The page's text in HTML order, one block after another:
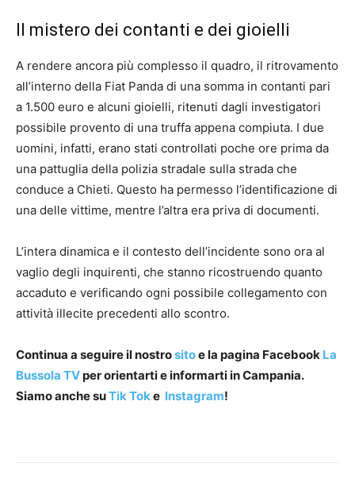
Il mistero dei contanti e dei gioielli
A rendere ancora più complesso il quadro, il ritrovamento
all’interno della Fiat Panda di una somma in contanti pari
a 1.500 euro e alcuni gioielli, ritenuti dagli investigatori
possibile provento di una truffa appena compiuta. I due
uomini, infatti, erano stati controllati poche ore prima da
una pattuglia della polizia stradale sulla strada che
conduce a Chieti. Questo ha permesso l’identificazione di
una delle vittime, mentre l’altra era priva di documenti.
L’intera dinamica e il contesto dell’incidente sono ora al
vaglio degli inquirenti, che stanno ricostruendo quanto
accaduto e verificando ogni possibile collegamento con
attività illecite precedenti allo scontro.
Continua a seguire il nostrositoe la pagina Facebook La
Bussola TVper orientarti e informarti in Campania.
Siamo anche suTik Toke Instagram!